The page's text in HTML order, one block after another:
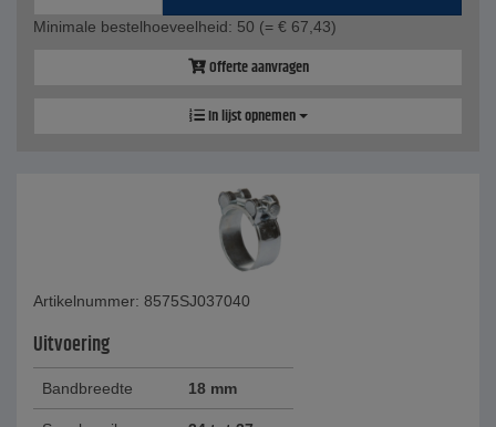
Minimale bestelhoeveelheid: 50 (= € 67,43)
Offerte aanvragen
In lijst opnemen
Artikelnummer: 8575SJ037040
Uitvoering
Bandbreedte 18 mm